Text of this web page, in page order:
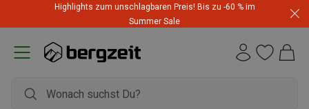
Highlights zum unschlagbaren Preis! Bis zu -60 % im
Summer Sale